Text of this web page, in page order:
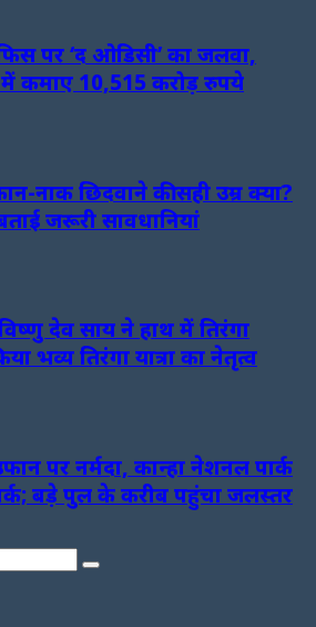
पर ‘द ओडिसी’ का जलवा,
में कमाए 10,515 करोड़ रुपये
नाक छिदवाने की सही उम्र क्या?
जरूरी सावधानियां
देव साय ने हाथ में तिरंगा
भव्य तिरंगा यात्रा का नेतृत्व
पर नर्मदा, कान्हा नेशनल पार्क
बड़े पुल के करीब पहुंचा जलस्तर
Search